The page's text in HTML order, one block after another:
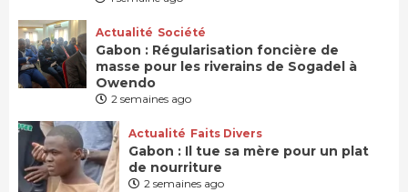
Actualité Société
Gabon : Régularisation foncière de
masse pour les riverains de Sogadel à
Owendo
2 semaines ago
Actualité Faits Divers
Gabon : Il tue sa mère pour un plat
de nourriture
2 semaines ago